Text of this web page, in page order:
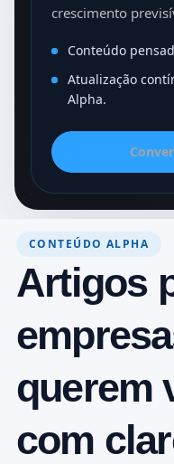
crescimento
Conteúdo
Atualização
Alpha.
CONTEÚDO ALPHA
Artigos
querem
com